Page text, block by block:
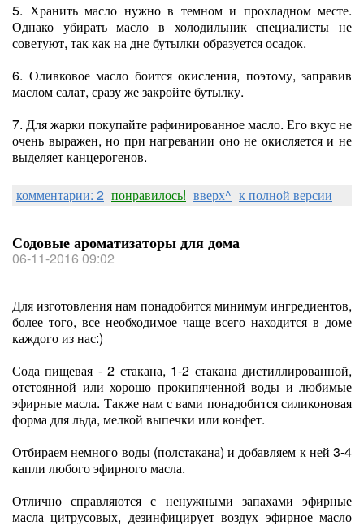
5. Хранить масло нужно в темном и прохладном месте.
Однако убирать масло в холодильник специалисты не
советуют, так как на дне бутылки образуется осадок.
6. Оливковое масло боится окисления, поэтому, заправив
маслом салат, сразу же закройте бутылку.
7. Для жарки покупайте рафинированное масло. Его вкус не
очень выражен, но при нагревании оно не окисляется и не
выделяет канцерогенов.
комментарии: 2 понравилось! вверх^ к полной версии
Содовые ароматизаторы для дома
06-11-2016 09:02
Для изготовления нам понадобится минимум ингредиентов,
более того, все необходимое чаще всего находится в доме
каждого из нас:)
Сода пищевая - 2 стакана, 1-2 стакана дистиллированной,
отстоянной или хорошо прокипяченной воды и любимые
эфирные масла. Также нам с вами понадобится силиконовая
форма для льда, мелкой выпечки или конфет.
Отбираем немного воды (полстакана) и добавляем к ней 3-4
капли любого эфирного масла.
Отлично справляются с ненужными запахами эфирные
масла цитрусовых, дезинфицирует воздух эфирное масло